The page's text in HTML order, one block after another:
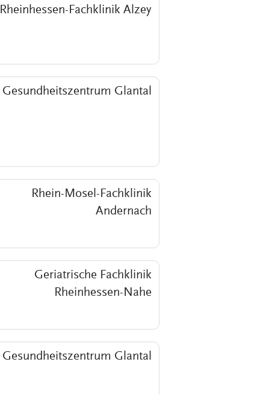
Rheinhessen-Fachklinik Alzey
Gesundheitszentrum Glantal
Rhein-Mosel-Fachklinik
Andernach
Geriatrische Fachklinik
Rheinhessen-Nahe
Gesundheitszentrum Glantal